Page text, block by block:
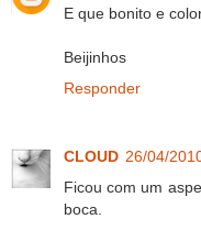
E que bonito e
Beijinhos
Responder
CLOUD 26/04/
Ficou com um
boca.